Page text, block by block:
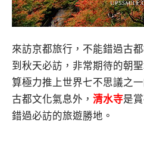
來訪京都旅行，不能錯過古
到秋天必訪，非常期待的朝聖
算極力推上世界七不思議之
古都文化氣息外， 清水寺是
錯過必訪的旅遊勝地。